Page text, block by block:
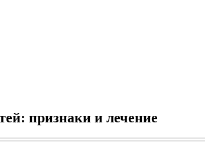
признаки и лечение